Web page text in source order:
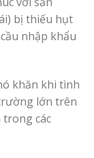
bị thiếu hụt
nhập khẩu
khăn khi tình
lớn trên
các